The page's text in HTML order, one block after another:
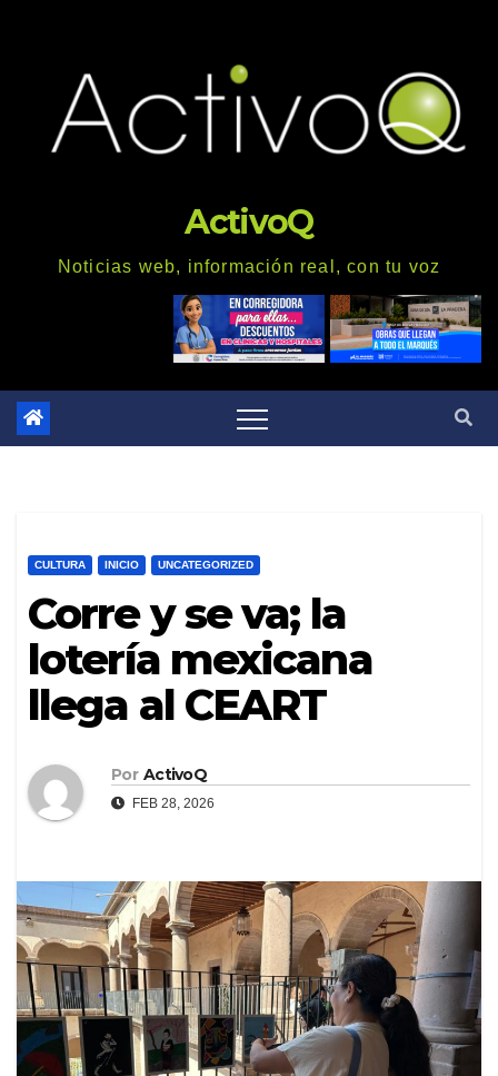
ActivoQ
Noticias web, información real, con tu voz
CULTURA INICIO UNCATEGORIZED
Corre y se va; la
lotería mexicana
llega al CEART
Por ActivoQ
FEB 28, 2026